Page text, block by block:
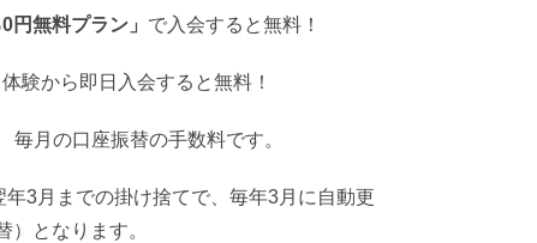
円無料プラン」 で入会すると無料！
から即日入会すると無料！
の口座振替の手数料です。
月までの掛け捨てで、毎年3月に自動更
）となります。